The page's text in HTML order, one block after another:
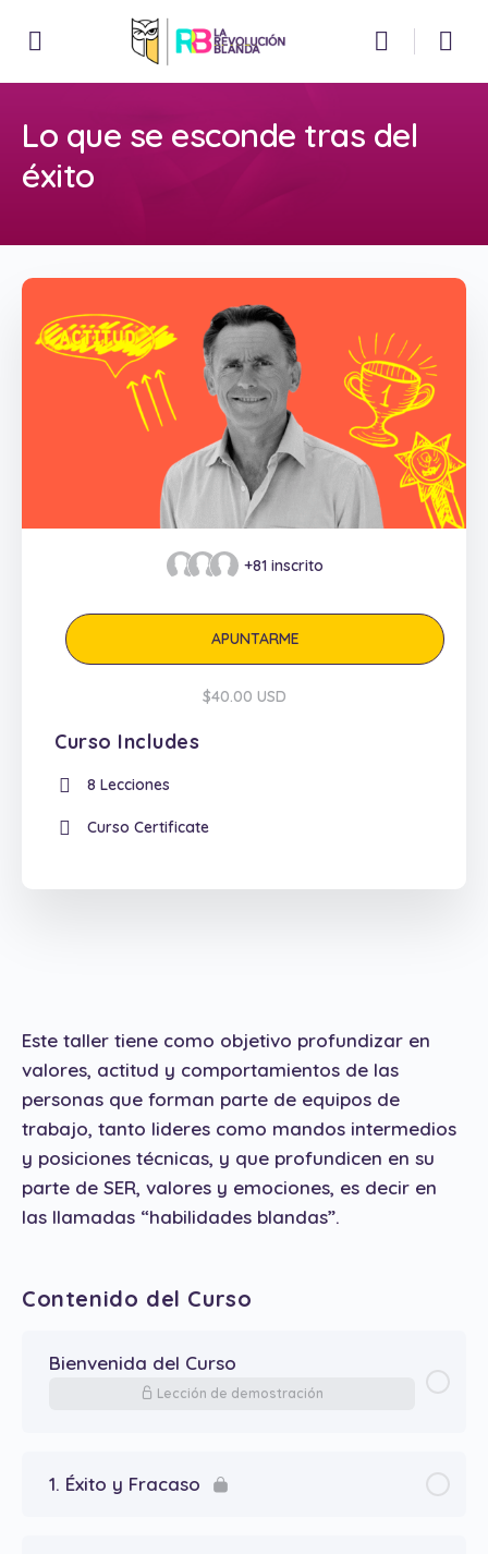
Lo que se esconde tras del
éxito
Este taller tiene como objetivo profundizar en
valores, actitud y comportamientos de las
personas que forman parte de equipos de
trabajo, tanto lideres como mandos intermedios
y posiciones técnicas, y que profundicen en su
parte de SER, valores y emociones, es decir en
las llamadas “habilidades blandas”.
Contenido del Curso
Bienvenida del Curso
Lección de demostración
1. Éxito y Fracaso
+81 inscrito
APUNTARME
$40.00 USD
Curso Includes
8 Lecciones
Curso Certificate